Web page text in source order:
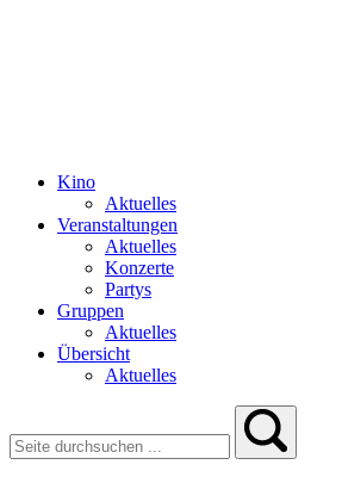
Kino
Aktuelles
Veranstaltungen
Aktuelles
Konzerte
Partys
Gruppen
Aktuelles
Übersicht
Aktuelles